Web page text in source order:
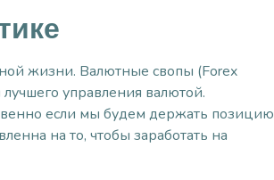
жизни. Валютные свопы (Forex
управления валютой.
если мы будем держать позицию
на то, чтобы заработать на